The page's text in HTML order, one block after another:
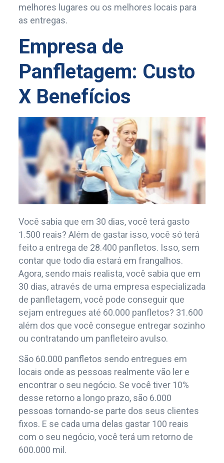
melhores lugares ou os melhores locais para
as entregas.
Empresa de
Panfletagem: Custo
X Benefícios
Você sabia que em 30 dias, você terá gasto
1.500 reais? Além de gastar isso, você só terá
feito a entrega de 28.400 panfletos. Isso, sem
contar que todo dia estará em frangalhos.
Agora, sendo mais realista, você sabia que em
30 dias, através de uma empresa especializada
de panfletagem, você pode conseguir que
sejam entregues até 60.000 panfletos? 31.600
além dos que você consegue entregar sozinho
ou contratando um panfleteiro avulso.
São 60.000 panfletos sendo entregues em
locais onde as pessoas realmente vão ler e
encontrar o seu negócio. Se você tiver 10%
desse retorno a longo prazo, são 6.000
pessoas tornando-se parte dos seus clientes
fixos. E se cada uma delas gastar 100 reais
com o seu negócio, você terá um retorno de
600.000 mil.